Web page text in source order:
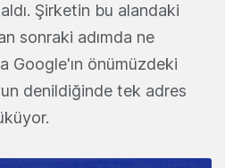
Şirketin bu alandaki
sonraki adımda ne
Google'ın önümüzdeki
denildiğinde tek adres